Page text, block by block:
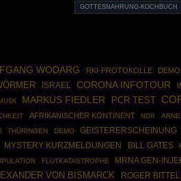
GOTTESNAHRUNG-KOCHBUCH
WODARG RKI-PROTOKOLLE
ISRAEL CORONA INFOTOUR
MARKUS FIEDLER PCR TEST
AFRIKANISCHER KONTINENT NDR
THÜRINGEN DEMO GEISTERERSCHEINUNG
MYSTERY KURZMELDUNGEN BILL GATES
FLUTKATASTROPHE MRNA GEN-
VON BISMARCK ROGER BITTEL